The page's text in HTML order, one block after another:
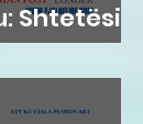
Shtetësia
lindjes